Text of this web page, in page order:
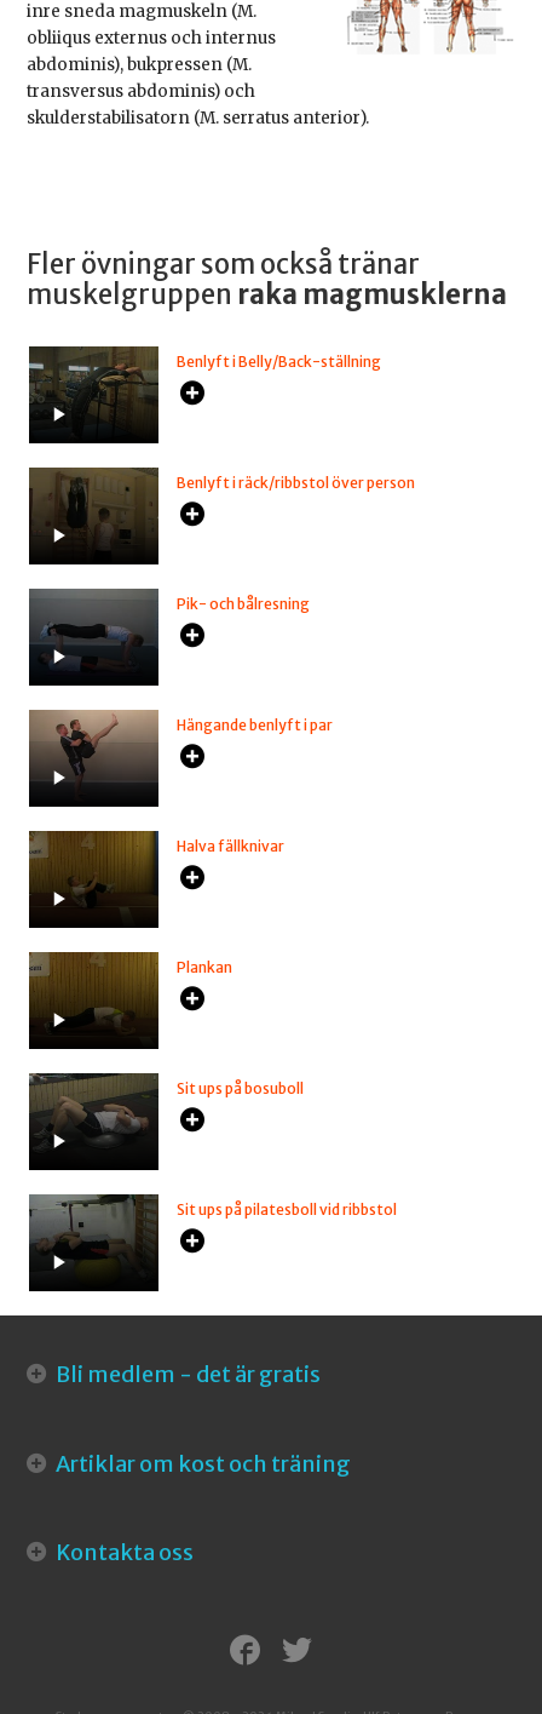
inre sneda magmuskeln (M.
obliiqus externus och internus
abdominis), bukpressen (M.
transversus abdominis) och
skulderstabilisatorn (M. serratus anterior).
Fler övningar som också tränar
muskelgruppen raka magmusklerna
Benlyft i Belly/Back-ställning
Benlyft i räck/ribbstol över person
Pik- och bålresning
Hängande benlyft i par
Halva fällknivar
Plankan
Sit ups på bosuboll
Sit ups på pilatesboll vid ribbstol
Bli medlem - det är gratis
Artiklar om kost och träning
Kontakta oss